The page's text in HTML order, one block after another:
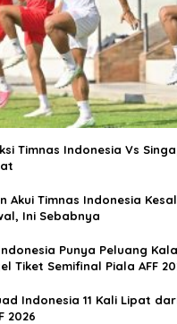
Timnas Indonesia Vs
Akui Timnas Indonesia
Ini Sebabnya
Punya Peluang
Tiket Semifinal Piala AFF
Indonesia 11 Kali Lipat
2026